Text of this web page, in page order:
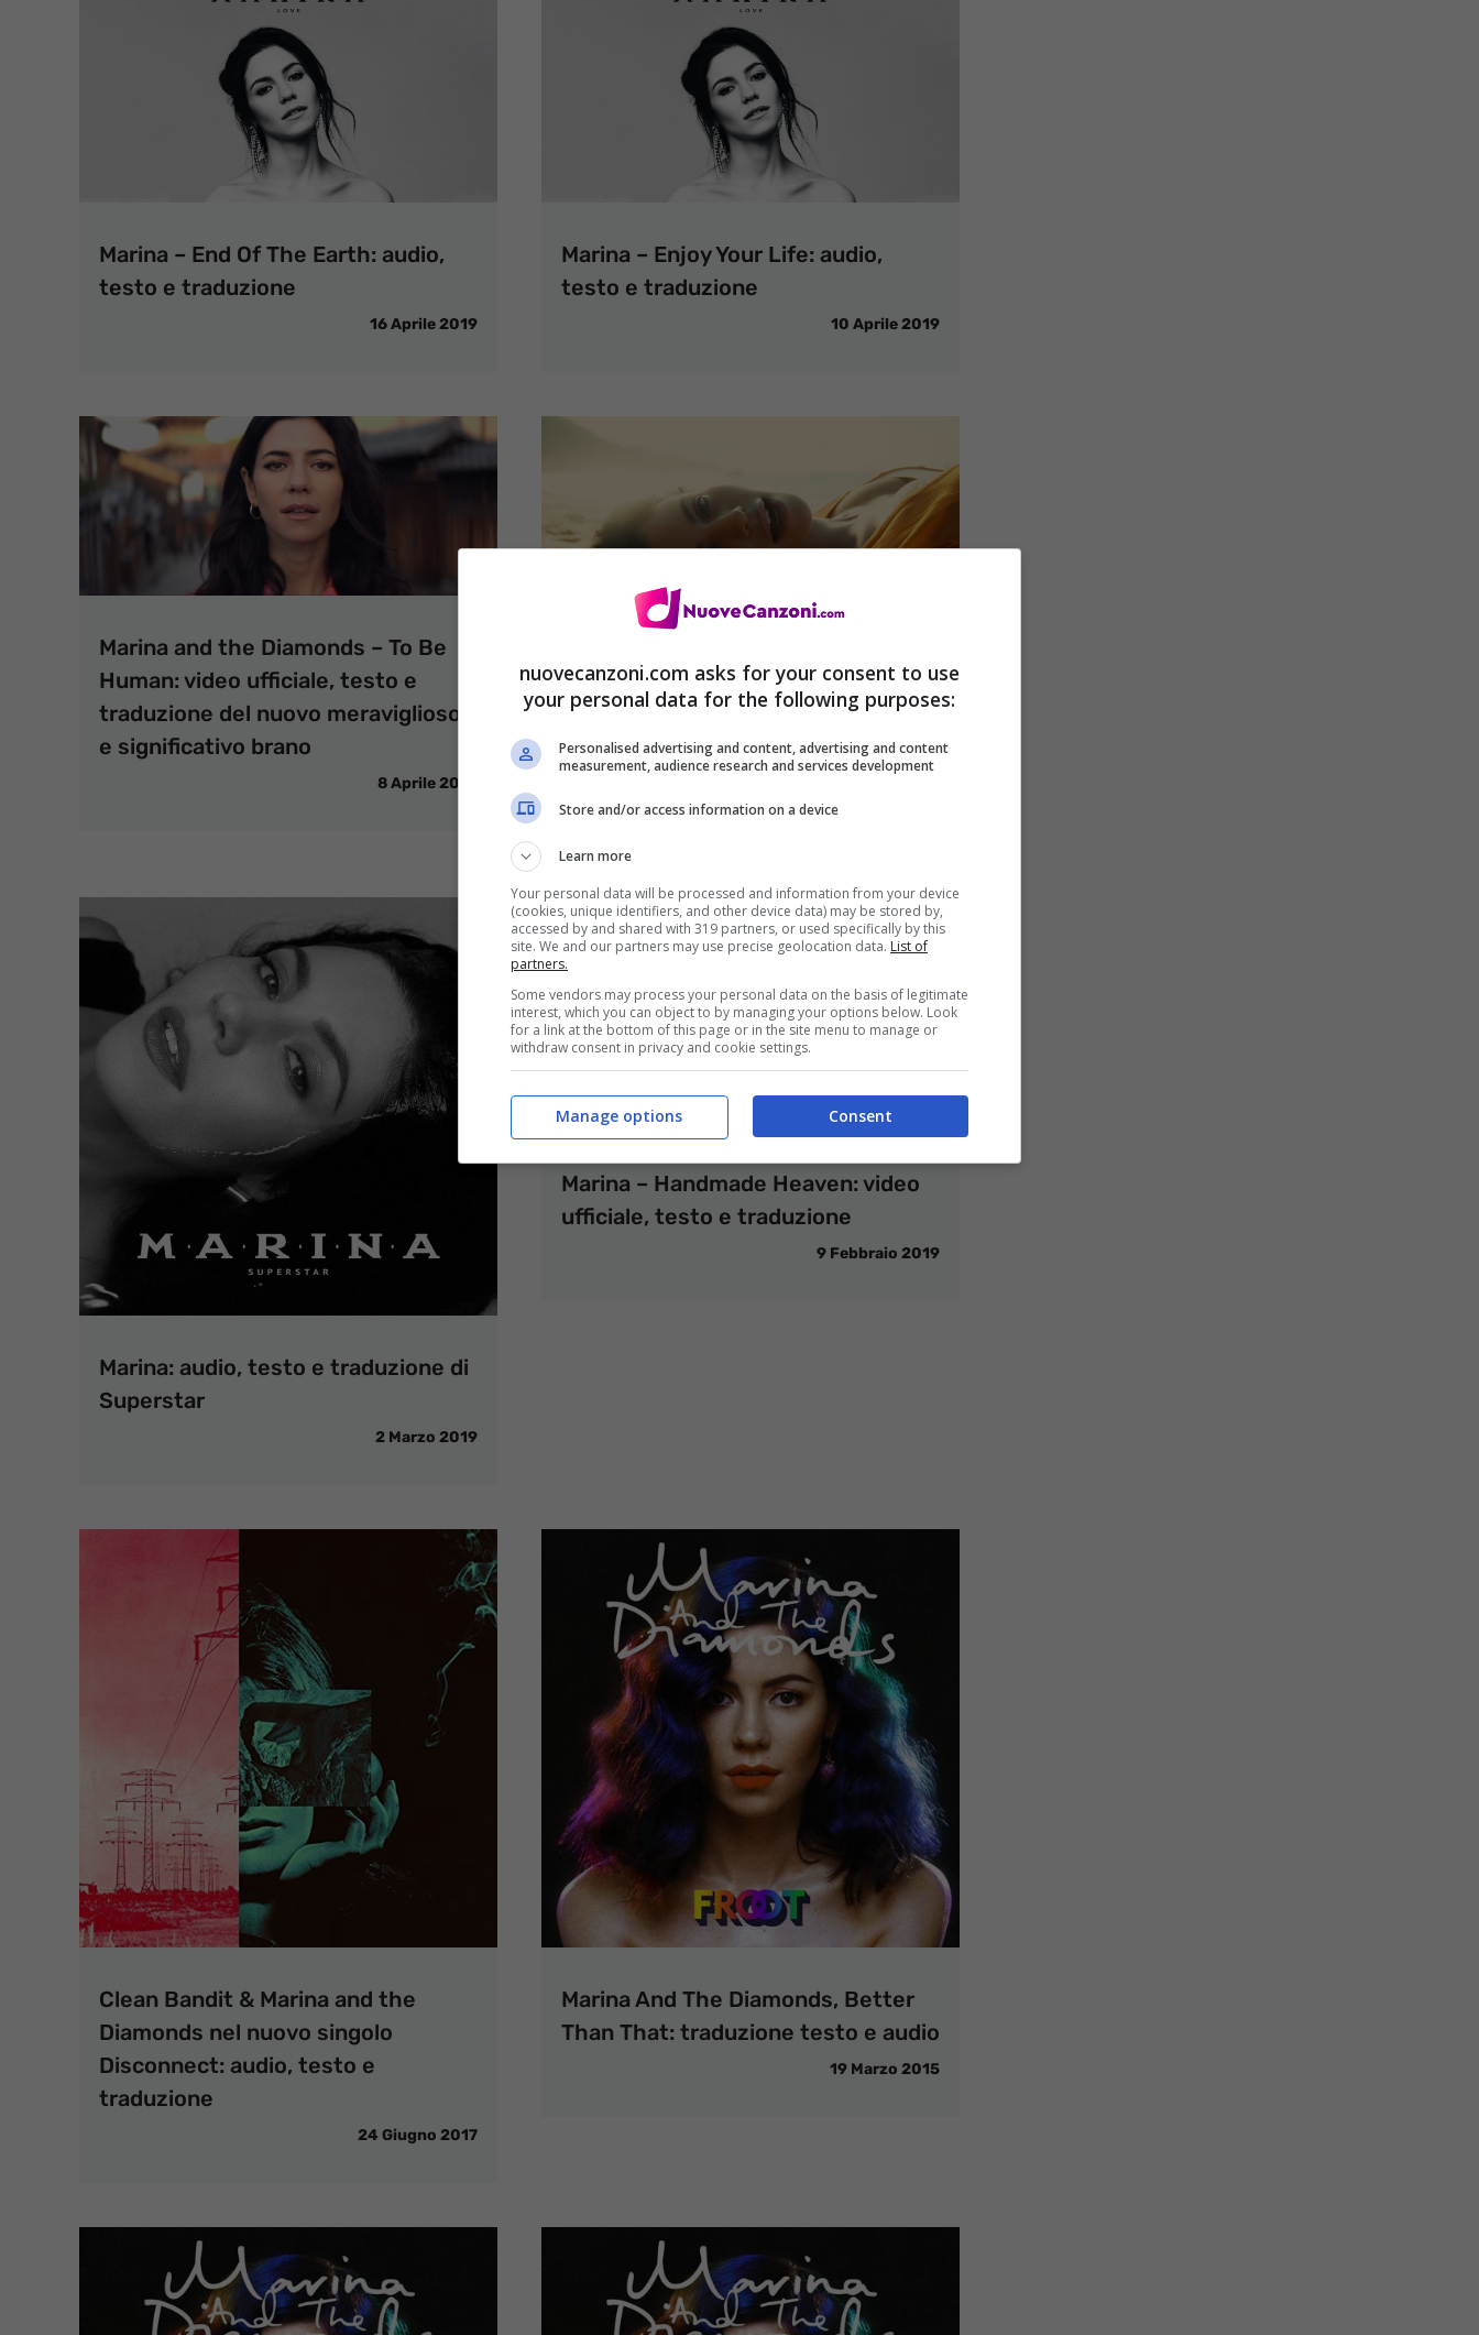
Marina – End Of The Earth: audio,
testo e traduzione
16 Aprile 2019
Marina – Enjoy Your Life: audio,
testo e traduzione
10 Aprile 2019
Marina and the Diamonds – To Be
Human: video ufficiale, testo e
traduzione del nuovo meraviglioso
e significativo brano
8 Aprile 2019
Marina – Orange Trees: video
ufficiale, testo e traduzione del
nuovo brano
22 Marzo 2019
Marina: audio, testo e traduzione di
Superstar
2 Marzo 2019
Marina – Handmade Heaven: video
ufficiale, testo e traduzione
9 Febbraio 2019
Clean Bandit & Marina and the
Diamonds nel nuovo singolo
Disconnect: audio, testo e
traduzione
24 Giugno 2017
Marina And The Diamonds, Better
Than That: traduzione testo e audio
19 Marzo 2015
nuovecanzoni.com asks for your consent to use
your personal data for the following purposes:
Personalised advertising and content, advertising and content
measurement, audience research and services development
Store and/or access information on a device
Learn more
Your personal data will be processed and information from your device
(cookies, unique identifiers, and other device data) may be stored by,
accessed by and shared with 319 partners, or used specifically by this
site. We and our partners may use precise geolocation data. List of
partners.
Some vendors may process your personal data on the basis of legitimate
interest, which you can object to by managing your options below. Look
for a link at the bottom of this page or in the site menu to manage or
withdraw consent in privacy and cookie settings.
Consent
Manage options